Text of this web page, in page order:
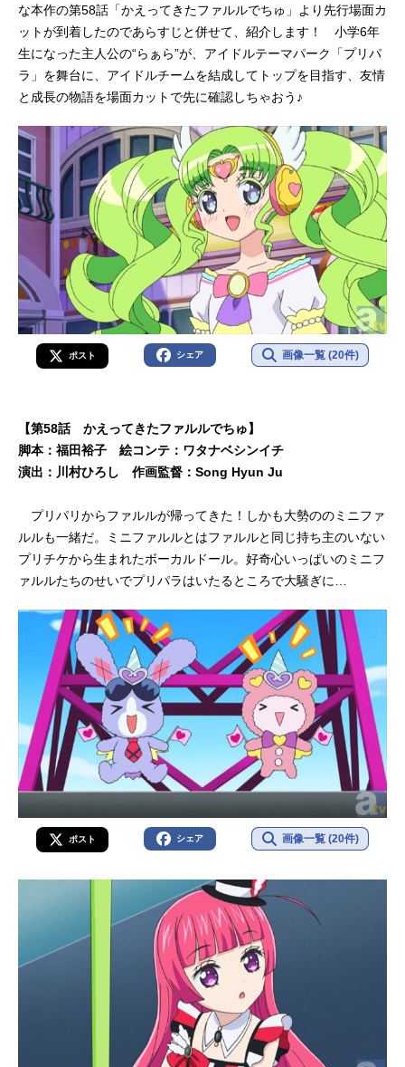
な本作の第58話「かえってきたファルルでちゅ」より先行場面カ
ットが到着したのであらすじと併せて、紹介します！ 小学6年
生になった主人公の“らぁら”が、アイドルテーマパーク「プリパ
ラ」を舞台に、アイドルチームを結成してトップを目指す、友情
と成長の物語を場面カットで先に確認しちゃおう♪
ポスト シェア 画像一覧 (20件)
【第58話 かえってきたファルルでちゅ】
脚本：福田裕子 絵コンテ：ワタナベシンイチ
演出：川村ひろし 作画監督：Song Hyun Ju
プリパリからファルルが帰ってきた！しかも大勢ののミニファ
ルルも一緒だ。ミニファルルとはファルルと同じ持ち主のいない
プリチケから生まれたボーカルドール。好奇心いっぱいのミニフ
ァルルたちのせいでプリパラはいたるところで大騒ぎに…
ポスト シェア 画像一覧 (20件)